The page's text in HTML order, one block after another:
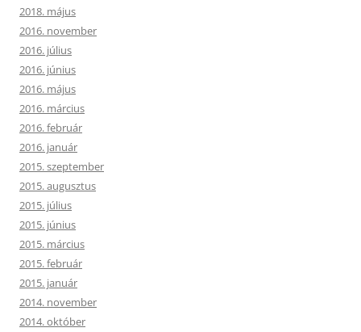
2018. május
2016. november
2016. július
2016. június
2016. május
2016. március
2016. február
2016. január
2015. szeptember
2015. augusztus
2015. július
2015. június
2015. március
2015. február
2015. január
2014. november
2014. október